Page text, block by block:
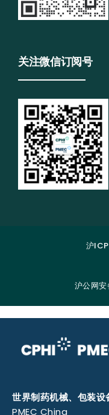
关注微信订阅号
沪
沪公网
世界制药机械、包装设
PMEC China